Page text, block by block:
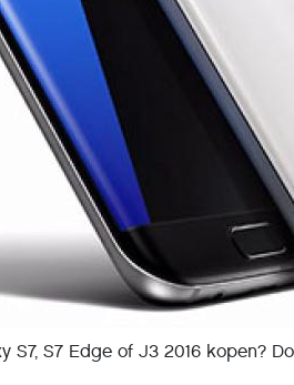
S7, S7 Edge of J3 2016 kopen?